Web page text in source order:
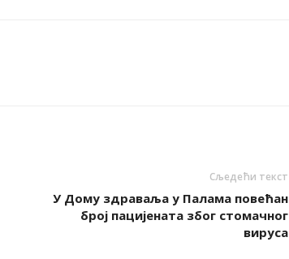
Сљедећи текст
У Дому здраваља у Палама повећан
број пацијената због стомачног
вируса